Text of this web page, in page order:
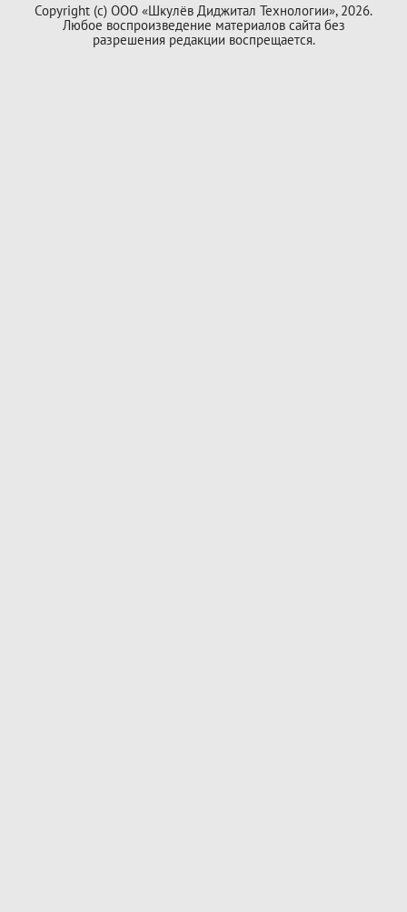
Copyright (с) ООО «Шкулёв Диджитал Технологии», 2026.
Любое воспроизведение материалов сайта без
разрешения редакции воспрещается.